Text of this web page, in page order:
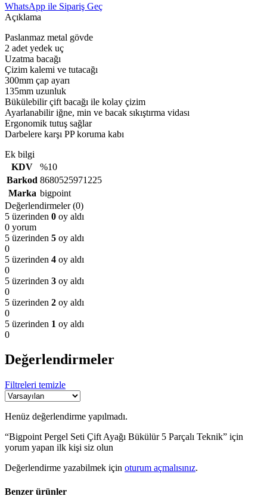
WhatsApp ile Sipariş Geç
Açıklama
Paslanmaz metal gövde
2 adet yedek uç
Uzatma bacağı
Çizim kalemi ve tutacağı
300mm çap ayarı
135mm uzunluk
Bükülebilir çift bacağı ile kolay çizim
Ayarlanabilir iğne, min ve bacak sıkıştırma vidası
Ergonomik tutuş sağlar
Darbelere karşı PP koruma kabı
Ek bilgi
KDV
%10
Barkod 8680525971225
Marka bigpoint
Değerlendirmeler (0)
5 üzerinden 0 oy aldı
0 yorum
5 üzerinden 5 oy aldı
0
5 üzerinden 4 oy aldı
0
5 üzerinden 3 oy aldı
0
5 üzerinden 2 oy aldı
0
5 üzerinden 1 oy aldı
0
Değerlendirmeler
Filtreleri temizle
Henüz değerlendirme yapılmadı.
“Bigpoint Pergel Seti Çift Ayağı Bükülür 5 Parçalı Teknik” için
yorum yapan ilk kişi siz olun
Değerlendirme yazabilmek için oturum açmalısınız.
Benzer ürünler